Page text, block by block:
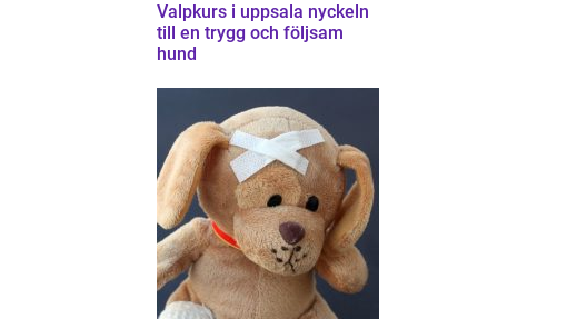
Valpkurs i uppsala nyckeln
till en trygg och följsam
hund